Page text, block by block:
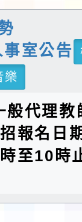
室公告
樂
般代理
報名日
至10時